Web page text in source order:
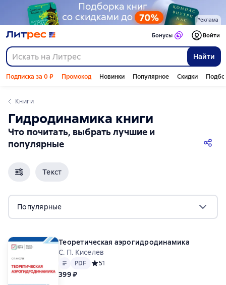
Реклама
Найти
Бонусы Войти
Подписка за 0 ₽ Промокод Новинки Популярное Скидки
Книги
гидродинамика книги
Что почитать, выбрать лучшие и
популярные
Текст
Популярные
Теоретическая аэрогидродинамика
С. П. Киселев
Текст PDF
PDF Средний рейтинг 5 на основе 1 оценок
51
399 ₽